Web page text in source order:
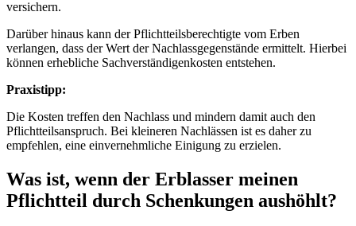
versichern.
Darüber hinaus kann der Pflichtteilsberechtigte vom Erben
verlangen, dass der Wert der Nachlassgegenstände ermittelt. Hierbei
können erhebliche Sachverständigenkosten entstehen.
Praxistipp:
Die Kosten treffen den Nachlass und mindern damit auch den
Pflichtteilsanspruch. Bei kleineren Nachlässen ist es daher zu
empfehlen, eine einvernehmliche Einigung zu erzielen.
Was ist, wenn der Erblasser meinen
Pflichtteil durch Schenkungen aushöhlt?